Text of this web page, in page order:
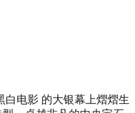
电影 的大银幕上熠熠生